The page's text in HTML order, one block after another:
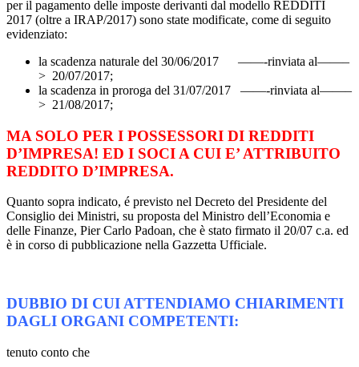
per il pagamento delle imposte derivanti dal modello REDDITI
2017 (oltre a IRAP/2017) sono state modificate, come di seguito
evidenziato:
la scadenza naturale del 30/06/2017 ——-rinviata al——–
> 20/07/2017;
la scadenza in proroga del 31/07/2017 ——-rinviata al——–
> 21/08/2017;
MA SOLO PER I POSSESSORI DI REDDITI
D’IMPRESA! ED I SOCI A CUI E’ ATTRIBUITO
REDDITO D’IMPRESA.
Quanto sopra indicato, é previsto nel Decreto del Presidente del
Consiglio dei Ministri, su proposta del Ministro dell’Economia e
delle Finanze, Pier Carlo Padoan, che è stato firmato il 20/07 c.a. ed
è in corso di pubblicazione nella Gazzetta Ufficiale.
DUBBIO DI CUI ATTENDIAMO CHIARIMENTI
DAGLI ORGANI COMPETENTI:
tenuto conto che